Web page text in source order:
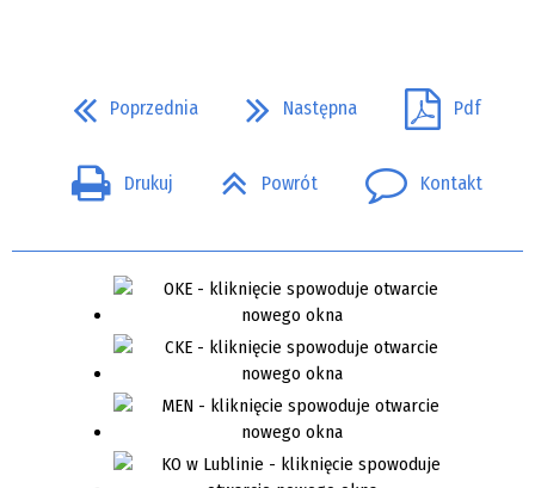
Poprzednia Następna Pdf
Drukuj Powrót Kontakt